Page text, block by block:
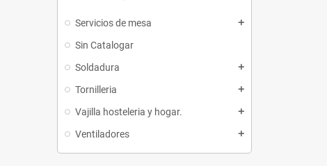
Servicios de mesa add
Sin Catalogar
Soldadura
add
Tornilleria add
Vajilla hosteleria y hogar. add
Ventiladores add